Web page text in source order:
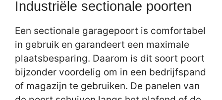
Industriële sectionale poorten
Een sectionale garagepoort is comfortabel
in gebruik en garandeert een maximale
plaatsbesparing. Daarom is dit soort poort
bijzonder voordelig om in een bedrijfspand
of magazijn te gebruiken. De panelen van